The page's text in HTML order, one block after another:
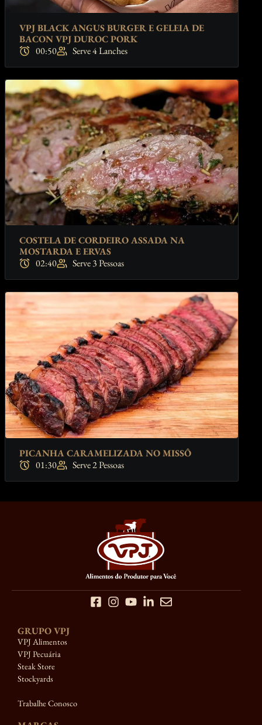
VPJ BLACK ANGUS BURGER E GELEIA DE
BACON VPJ DUROC PORK
00:50
Serve 4 Lanches
COSTELA DE CORDEIRO ASSADA NA
MOSTARDA E ERVAS
02:40
Serve 3 Pessoas
PICANHA CARAMELIZADA NO MISSÔ
01:30
Serve 2 Pessoas
GRUPO VPJ
VPJ Alimentos
VPJ Pecuária
Steak Store
Stockyards
Trabalhe Conosco